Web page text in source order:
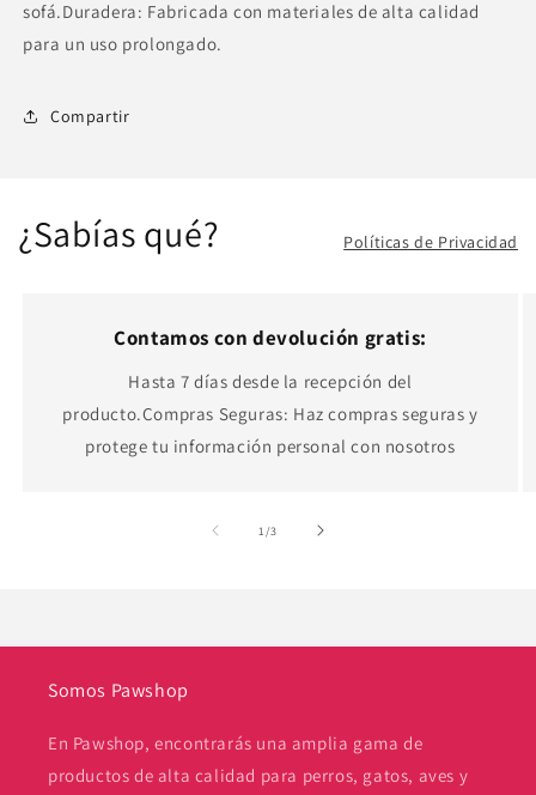
sofá.Duradera: Fabricada con materiales de alta calidad
para un uso prolongado.
Compartir
¿Sabías qué? Políticas de Privacidad
Contamos con devolución gratis:
Hasta 7 días desde la recepción del
producto.Compras Seguras: Haz compras seguras y
protege tu información personal con nosotros
1 /de
3
Somos Pawshop
En Pawshop, encontrarás una amplia gama de
productos de alta calidad para perros, gatos, aves y